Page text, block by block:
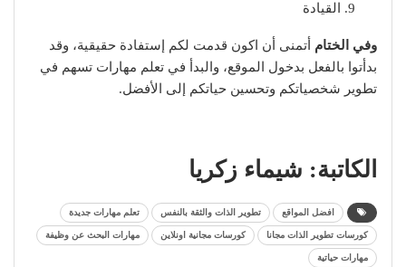
القيادة
وفي الختام أتمنى أن اكون قدمت لكم إستفادة حقيقية، وقد
بدأتوا بالفعل بدخول الموقع، والبدأ في تعلم مهارات تسهم في
تطوير شخصياتكم وتحسين حياتكم إلى الأفضل.
الكاتبة: شيماء زكريا
افضل المواقع تطوير الذات والثقة بالنفس تعلم مهارات جديدة
كورسات تطوير الذات مجانا كورسات مجانية اونلاين مهارات البحث عن وظيفة
مهارات حياتية